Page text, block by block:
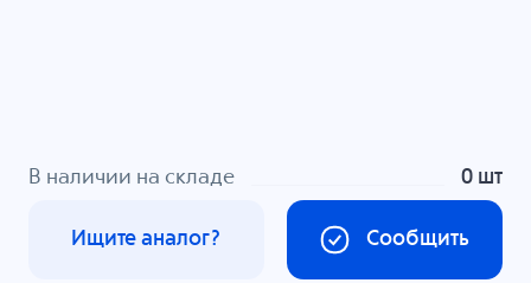
В наличии на складе 0 шт
Сообщить
Ищите аналог?